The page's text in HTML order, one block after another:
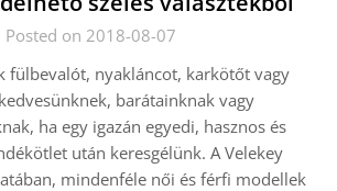
Posted on 2018-08-07
fülbevalót, nyakláncot, karkötőt vagy
barátainknak vagy
ha egy igazán egyedi, hasznos és
után keresgélünk. A Velekey
mindenféle női és férfi modellek